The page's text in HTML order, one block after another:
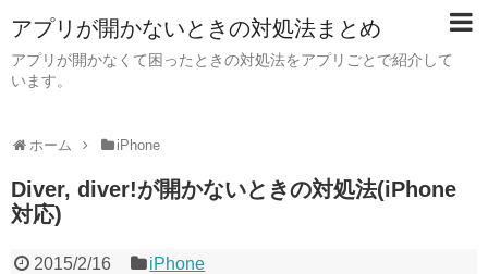
アプリが開かないときの対処法まとめ
アプリが開かなくて困ったときの対処法をアプリごとで紹介して
います。
ホーム iPhone
Diver, diver!が開かないときの対処法(iPhone
対応)
2015/2/16 iPhone